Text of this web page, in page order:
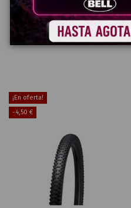
ROAD
Añadir al carrito
¡En oferta!
-4,50 €